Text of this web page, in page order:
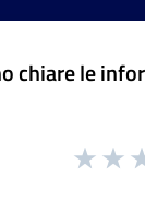
chiare le